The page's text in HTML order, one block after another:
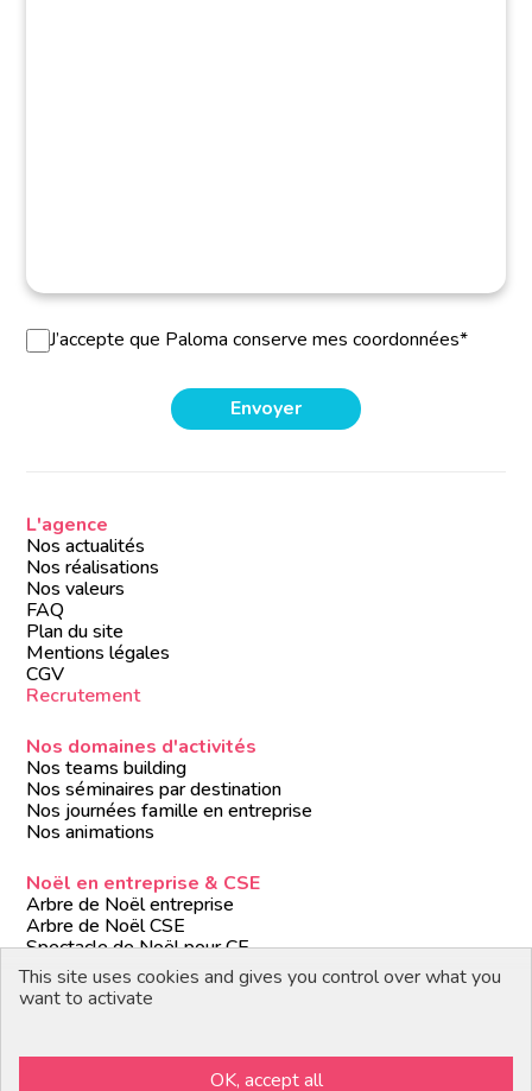
J’accepte que Paloma conserve mes coordonnées*
L'agence
Nos actualités
Nos réalisations
Nos valeurs
FAQ
Plan du site
Mentions légales
CGV
Recrutement
Nos domaines d'activités
Nos teams building
Nos séminaires par destination
Nos journées famille en entreprise
Nos animations
Noël en entreprise & CSE
Arbre de Noël entreprise
Arbre de Noël CSE
Spectacle de Noël pour CE
Animations de Noël entreprise
Formules de Noël clé en main
This site uses cookies and gives you control over what you
want to activate
OK, accept all